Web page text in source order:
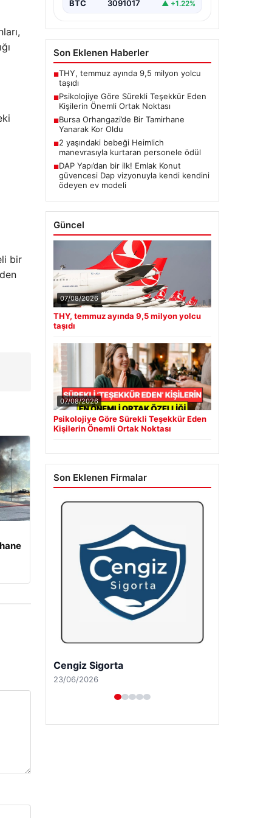
bir
BTC 3091017 ▲ +1.22%
Son Eklenen Haberler
■THY, temmuz ayında 9,5 milyon yolcu
taşıdı
■Psikolojiye Göre Sürekli Teşekkür Eden
Kişilerin Önemli Ortak Noktası
■Bursa Orhangazi’de Bir Tamirhane
Yanarak Kor Oldu
■2 yaşındaki bebeği Heimlich
manevrasıyla kurtaran personele ödül
■DAP Yapı’dan bir ilk! Emlak Konut
güvencesi Dap vizyonuyla kendi kendini
ödeyen ev modeli
Güncel
07/08/2026
THY, temmuz ayında 9,5 milyon yolcu
taşıdı
07/08/2026
Psikolojiye Göre Sürekli Teşekkür Eden
Kişilerin Önemli Ortak Noktası
Son Eklenen Firmalar
Hastaş Beton
26/05/2026